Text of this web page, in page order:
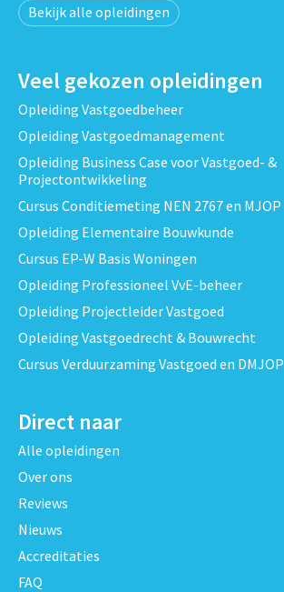
Bekijk alle opleidingen
Veel gekozen opleidingen
Opleiding Vastgoedbeheer
Opleiding Vastgoedmanagement
Opleiding Business Case voor Vastgoed- &
Projectontwikkeling
Cursus Conditiemeting NEN 2767 en MJOP
Opleiding Elementaire Bouwkunde
Cursus EP-W Basis Woningen
Opleiding Professioneel VvE-beheer
Opleiding Projectleider Vastgoed
Opleiding Vastgoedrecht & Bouwrecht
Cursus Verduurzaming Vastgoed en DMJOP
Direct naar
Alle opleidingen
Over ons
Reviews
Nieuws
Accreditaties
FAQ